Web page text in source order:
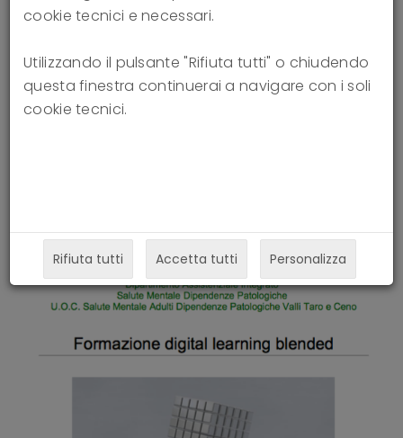
Formazione digital learning blended
per l'applicazione di un modello
specialistico TFP-Informed ad un
cookie tecnici e necessari.
Utilizzando il pulsante "Rifiuta tutti" o chiudendo
questa finestra continuerai a navigare con i soli
cookie tecnici.
Rifiuta tutti Accetta tutti Personalizza